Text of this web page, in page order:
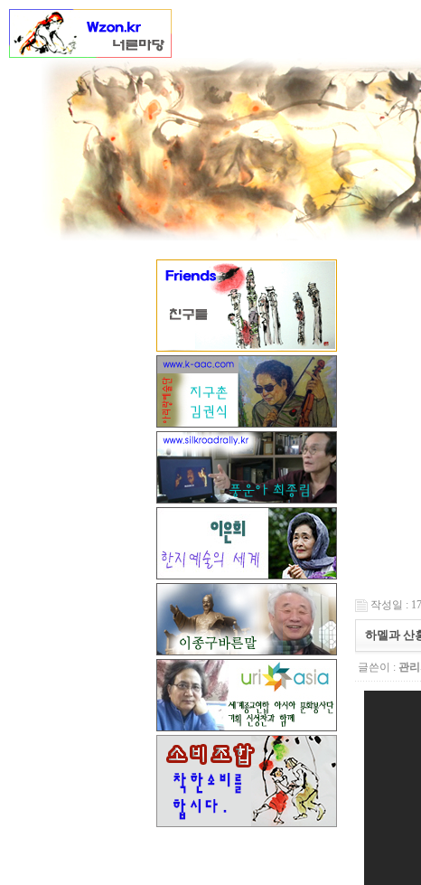
작성일 :
하멜과 산
글쓴이 : 관